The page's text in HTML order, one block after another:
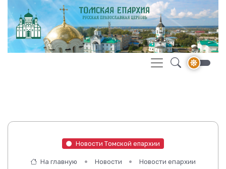
Новости Томской епархии
На главную Новости Новости епархии